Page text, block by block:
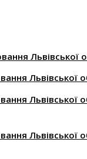
Львівської
Львівської